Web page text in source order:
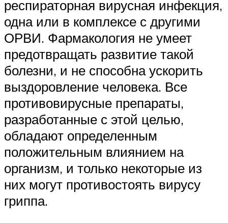
респираторная вирусная инфекция,
одна или в комплексе с другими
ОРВИ. Фармакология не умеет
предотвращать развитие такой
болезни, и не способна ускорить
выздоровление человека. Все
противовирусные препараты,
разработанные с этой целью,
обладают определенным
положительным влиянием на
организм, и только некоторые из
них могут противостоять вирусу
гриппа.